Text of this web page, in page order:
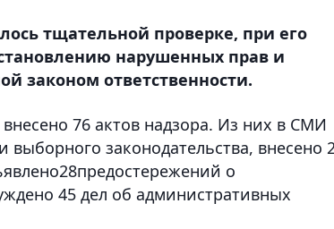
тщательной проверке, при его
нарушенных прав и
законом ответственности.
76 актов надзора. Из них в СМИ
законодательства, внесено
о
45 дел об административных